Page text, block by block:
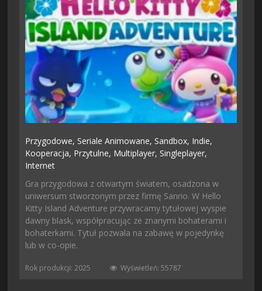
Przygodowe,Seriale Animowane,Sandbox, Indie,
Kooperacja, Przytulne, Multiplayer,Singleplayer,
Internet
Gra przygodowa z otwartym światem, osadzona w
uniwersum stworzonym przez firmę Sanrio. W Hello
Kitty Island Adventure przywracamy tytułowej wyspie
dawny blask, współpracując ze znanymi bohaterami i
bohaterkami. Tytuł pozwala na zabawę w pojedynkę
lub w co-opie.
Rok produkcji: 2025 Wyświetleń: 55787